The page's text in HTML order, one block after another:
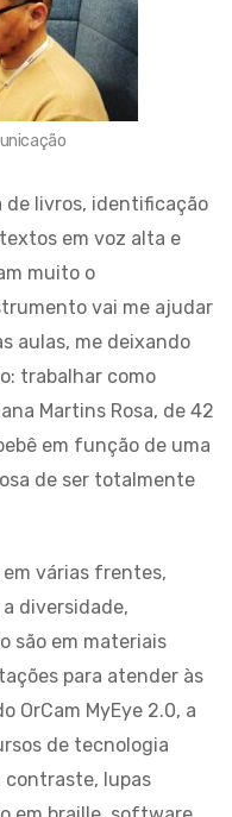
livros, identificação
em voz alta e
muito o
vai me ajudar
aulas, me deixando
trabalhar como
Martins Rosa, de 42
em função de uma
de ser totalmente
várias frentes,
diversidade,
são em materiais
para atender às
OrCam MyEye 2.0, a
de tecnologia
contraste, lupas